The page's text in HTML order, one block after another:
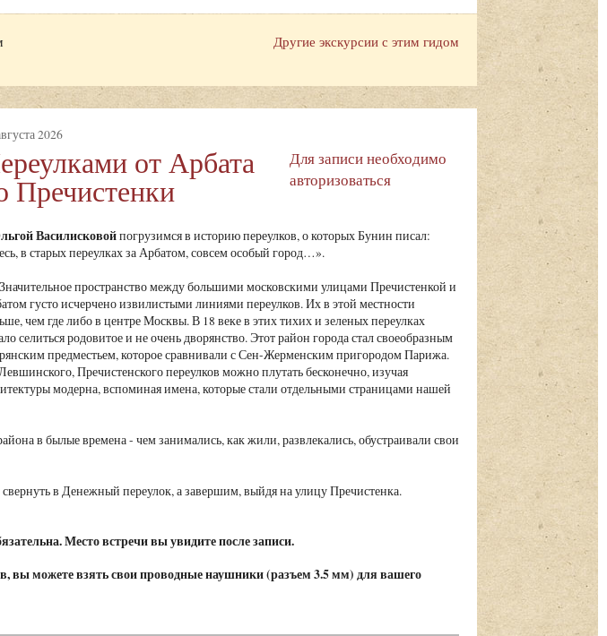
Другие экскурсии с этим гидом
2026
от Арбата
Пречистенки
Для записи необходимо
авторизоваться
Василисковойпогрузимся в историю переулков, о которых Бунин писал:
в старых переулках за Арбатом, совсем особый город…».
пространство между большими московскими улицами Пречистенкой и
густо исчерчено извилистыми линиями переулков. Их в этой местности
чем где либо в центре Москвы. В 18 веке в этих тихих и зеленых переулках
селиться родовитое и не очень дворянство. Этот район города стал своеобразным
предместьем, которое сравнивали с Сен-Жерменским пригородом Парижа.
Пречистенского переулков можно плутать бесконечно, изучая
модерна, вспоминая имена, которые стали отдельными страницами нашей
в былые времена - чем занимались, как жили, развлекались, обустраивали свои
в Денежный переулок, а завершим, выйдя на улицу Пречистенка.
Место встречи вы увидите после записи.
вы можете взять свои проводные наушники (разъем 3.5 мм) для вашего